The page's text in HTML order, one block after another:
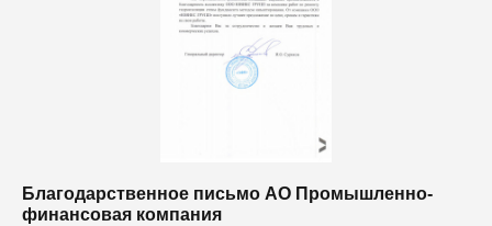
Благодарственное письмо АО Промышленно-
финансовая компания